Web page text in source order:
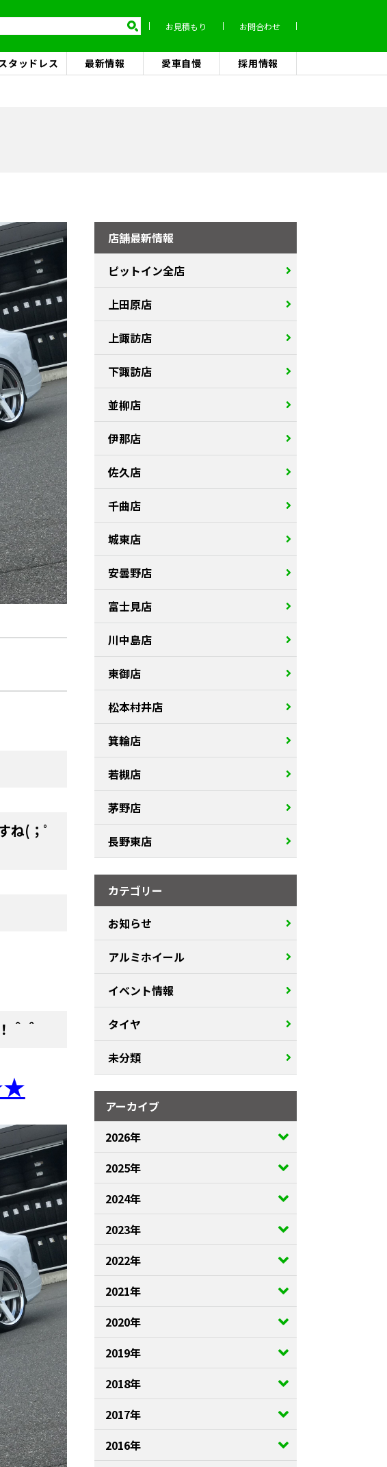
お見積もり お問合わせ
タッドレス 最新情報 愛車自慢 採用情報
ね(；ﾟ
＾＾
店舗最新情報
ピットイン全店
上田原店
上諏訪店
下諏訪店
並柳店
伊那店
佐久店
千曲店
城東店
安曇野店
富士見店
川中島店
東御店
松本村井店
箕輪店
若槻店
茅野店
長野東店
カテゴリー
お知らせ
アルミホイール
イベント情報
タイヤ
未分類
アーカイブ
2026年
2025年
2024年
2023年
2022年
2021年
2020年
2019年
2018年
2017年
2016年